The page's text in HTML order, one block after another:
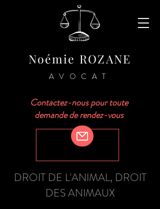
Noémie ROZANE
AVOCAT
Contactez-nous pour toute
demande de rendez-vous
DROIT DE L'ANIMAL, DROIT
DES ANIMAUX